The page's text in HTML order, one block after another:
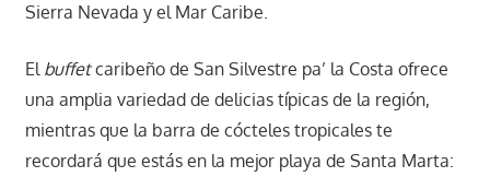
Sierra Nevada y el Mar Caribe.
El buffetcaribeño de San Silvestre pa’ la Costa ofrece
una amplia variedad de delicias típicas de la región,
mientras que la barra de cócteles tropicales te
recordará que estás en la mejor playa de Santa Marta: